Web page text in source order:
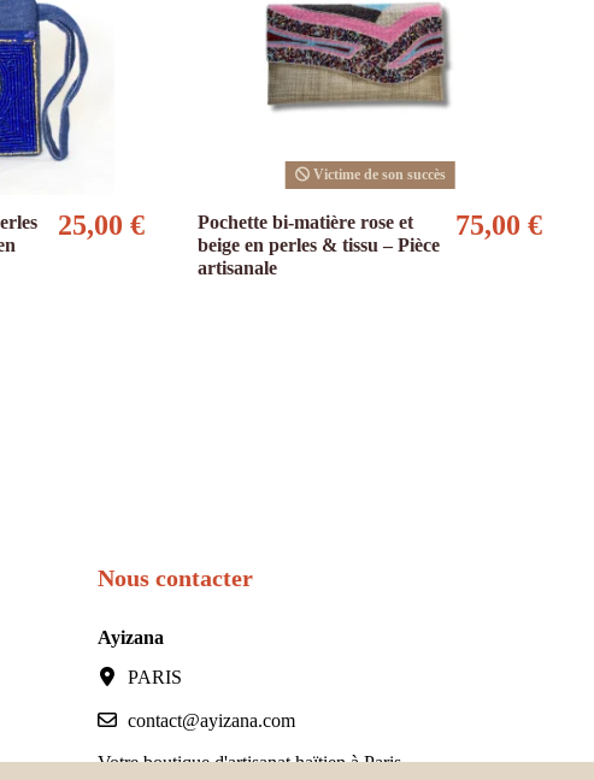
25,00 €
Victime de son succès
Pochette bi-matière rose et
beige en perles & tissu – Pièce
artisanale
75,00 €
Nous contacter
Ayizana
PARIS
contact@ayizana.com
Votre boutique d'artisanat haïtien à Paris